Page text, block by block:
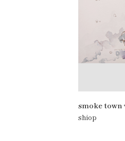
smoke town
shiop